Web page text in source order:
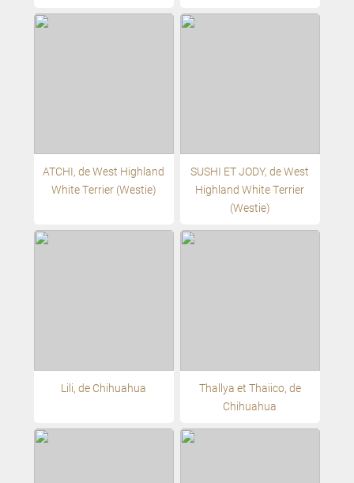
ATCHI, de West Highland
White Terrier (Westie)
SUSHI ET JODY, de West
Highland White Terrier
(Westie)
Lili, de Chihuahua
Thallya et Thaiico, de
Chihuahua